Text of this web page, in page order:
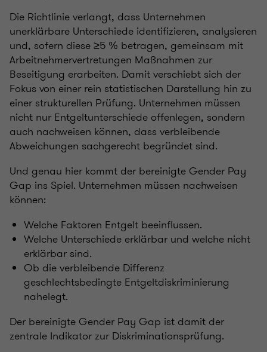
Die Richtlinie verlangt, dass Unternehmen
unerklärbare Unterschiede identifizieren, analysieren
und, sofern diese ≥5 % betragen, gemeinsam mit
Arbeitnehmervertretungen Maßnahmen zur
Beseitigung erarbeiten. Damit verschiebt sich der
Fokus von einer rein statistischen Darstellung hin zu
einer strukturellen Prüfung. Unternehmen müssen
nicht nur Entgeltunterschiede offenlegen, sondern
auch nachweisen können, dass verbleibende
Abweichungen sachgerecht begründet sind.
Und genau hier kommt der bereinigte Gender Pay
Gap ins Spiel. Unternehmen müssen nachweisen
können:
Welche Faktoren Entgelt beeinflussen.
Welche Unterschiede erklärbar und welche nicht
erklärbar sind.
Ob die verbleibende Differenz
geschlechtsbedingte Entgeltdiskriminierung
nahelegt.
Der bereinigte Gender Pay Gap ist damit der
zentrale Indikator zur Diskriminationsprüfung.